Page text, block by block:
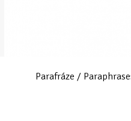
Parafráze /